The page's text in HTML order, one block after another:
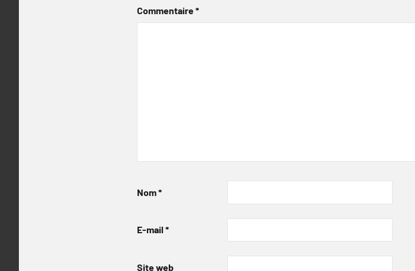
Commentaire*
Nom*
E-mail *
Site web